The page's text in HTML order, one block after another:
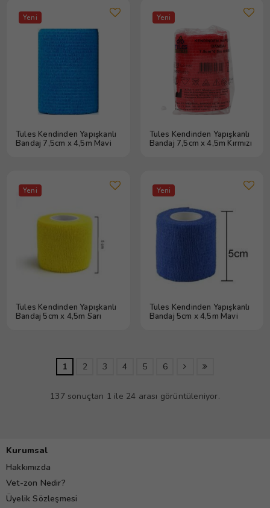
Yeni
Tules Kendinden Yapışkanlı
Bandaj 7,5cm x 4,5m Mavi
Yeni
Tules Kendinden Yapışkanlı
Bandaj 7,5cm x 4,5m Kırmızı
Yeni
Tules Kendinden Yapışkanlı
Bandaj 5cm x 4,5m Sarı
Yeni
Tules Kendinden Yapışkanlı
Bandaj 5cm x 4,5m Mavi
1 2 3 4 5 6
137 sonuçtan 1 ile 24 arası görüntüleniyor.
Kurumsal
Hakkımızda
Vet-zon Nedir?
Üyelik Sözleşmesi